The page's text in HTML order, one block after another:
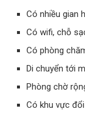
Có nhiều gian
Có wifi, chỗ
Có phòng
Di chuyển tới
Phòng chờ
Có khu vực